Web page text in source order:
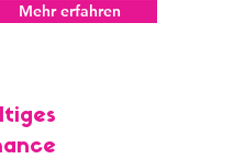
Mehr erfahren